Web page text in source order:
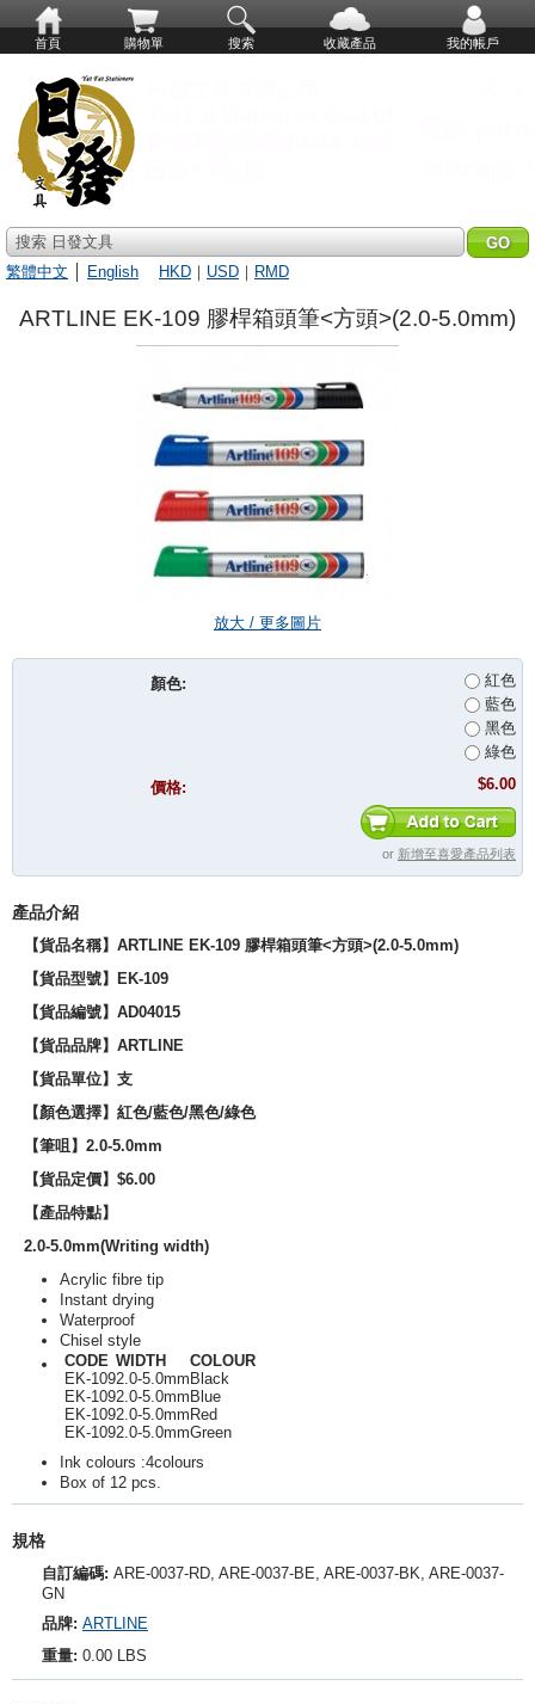
首頁 購物單 搜索 收藏產品 我的帳戶
搜索 日發文具
繁體中文
English HKD ｜ USD ｜ RMD
ARTLINE EK-109 膠桿箱頭筆<方頭>(2.0-5.0mm)
放大 / 更多圖片
顏色:
紅色
藍色
黑色
綠色
價格:
$6.00
or 新增至喜愛產品列表
產品介紹
【貨品名稱】ARTLINE EK-109 膠桿箱頭筆<方頭>(2.0-5.0mm)
【貨品型號】EK-109
【貨品編號】AD04015
【貨品品牌】 ARTLINE
【貨品單位】支
【顏色選擇】紅色/藍色/黑色/綠色
【筆咀】2.0-5.0mm
【貨品定價】$6.00
【產品特點】
2.0-5.0mm(Writing width)
Acrylic fibre tip
Instant drying
Waterproof
Chisel style
CODE WIDTH
COLOUR
EK-1092.0-5.0mm Black
EK-1092.0-5.0mm Blue
EK-1092.0-5.0mm Red
EK-1092.0-5.0mmGreen
Ink colours :4colours
Box of 12 pcs.
規格
自訂編碼: ARE-0037-RD, ARE-0037-BE, ARE-0037-BK, ARE-0037-
GN
品牌: ARTLINE
重量: 0.00 LBS